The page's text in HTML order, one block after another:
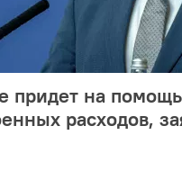
придет на
расходов,